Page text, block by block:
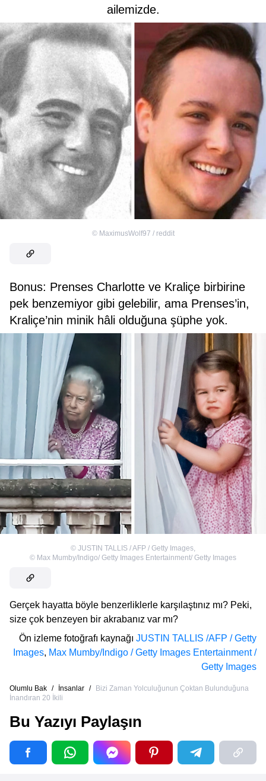
ailemizde.
© MaximusWolf97 / reddit
Bonus: Prenses Charlotte ve Kraliçe birbirine
pek benzemiyor gibi gelebilir, ama Prenses’in,
Kraliçe’nin minik hâli olduğuna şüphe yok.
© JUSTIN TALLIS / AFP / Getty Images
© Max Mumby/Indigo/ Getty Images Entertainment/ Getty Images
Gerçek hayatta böyle benzerliklerle karşılaştınız mı? Peki,
size çok benzeyen bir akrabanız var mı?
Ön izleme fotoğrafı kaynağı JUSTIN TALLIS /AFP / Getty
Images, Max Mumby/Indigo / Getty Images Entertainment /
Getty Images
Olumlu Bak / İnsanlar /
Bizi Zaman Yolculuğunun Çoktan Bulunduğuna
İnandıran 20 İkili
Bu Yazıyı Paylaşın